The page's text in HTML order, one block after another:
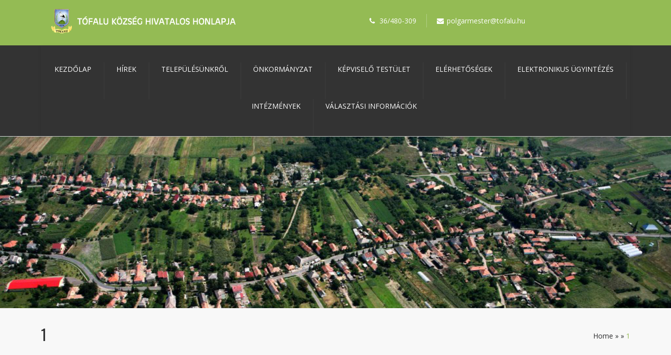
36/480-309 polgarmester@tofalu.hu
KEZDŐLAP HÍREK TELEPÜLÉSÜNKRŐL ÖNKORMÁNYZAT KÉPVISELŐ TESTÜLET ELÉRHETŐSÉGEK ELEKTRONIKUS ÜGYINTÉZÉS
INTÉZMÉNYEK VÁLASZTÁSI INFORMÁCIÓK
1 Home » » 1